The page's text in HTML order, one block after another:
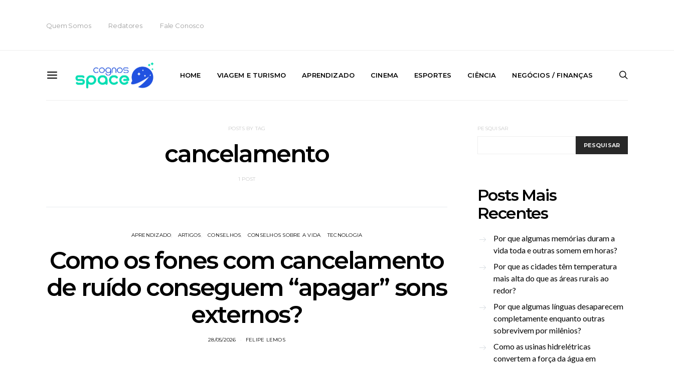
Quem Somos Redatores Fale Conosco
HOME VIAGEM E TURISMO APRENDIZADO CINEMA ESPORTES CIÊNCIA NEGÓCIOS / FINANÇAS
POSTS BY TAG
cancelamento
1 POST
APRENDIZADO ARTIGOS CONSELHOS CONSELHOS SOBRE A VIDA TECNOLOGIA
Como os fones com cancelamento
de ruído conseguem “apagar” sons
externos?
28/05/2026 FELIPE LEMOS
PESQUISAR
PESQUISAR
Posts Mais
Recentes
Por que algumas memórias duram a
vida toda e outras somem em horas?
Por que as cidades têm temperatura
mais alta do que as áreas rurais ao
redor?
Por que algumas línguas desaparecem
completamente enquanto outras
sobrevivem por milênios?
Como as usinas hidrelétricas
convertem a força da água em